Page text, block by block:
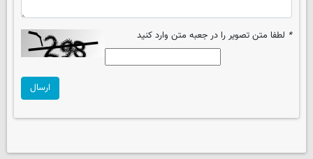
* لطفا متن تصویر را در جعبه متن وارد کنید
ارسال